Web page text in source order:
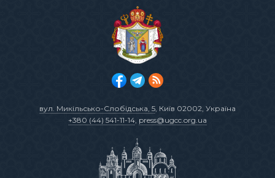
вул. Микільсько-Слобідська, 5, Київ 02002, Україна
+380 (44) 541-11-14, press@ugcc.org.ua